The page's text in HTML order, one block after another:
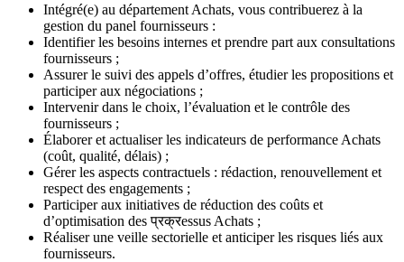
Intégré(e) au département Achats, vous contribuerez à la
gestion du panel fournisseurs :
Identifier les besoins internes et prendre part aux consultations
fournisseurs ;
Assurer le suivi des appels d’offres, étudier les propositions et
participer aux négociations ;
Intervenir dans le choix, l’évaluation et le contrôle des
fournisseurs ;
Élaborer et actualiser les indicateurs de performance Achats
(coût, qualité, délais) ;
Gérer les aspects contractuels : rédaction, renouvellement et
respect des engagements ;
Participer aux initiatives de réduction des coûts et
d’optimisation des प्रक्रessus Achats ;
Réaliser une veille sectorielle et anticiper les risques liés aux
fournisseurs.